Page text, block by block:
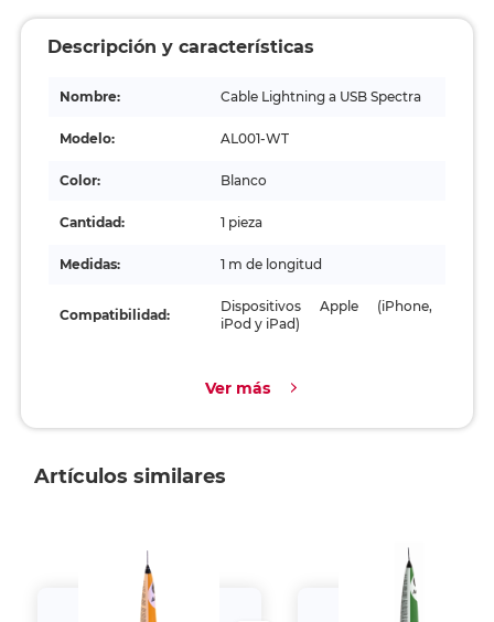
Descripción y características
Nombre: Cable Lightning a USB Spectra
Modelo: AL001-WT
Color: Blanco
Cantidad: 1 pieza
Medidas: 1 m de longitud
Compatibilidad:
Dispositivos Apple (iPhone,
iPod y iPad)
Ver más
Artículos similares